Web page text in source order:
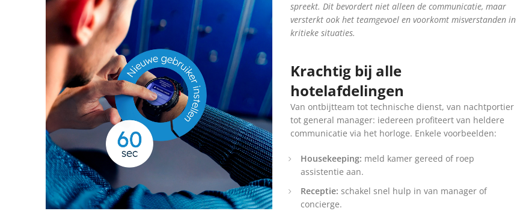
spreekt. Dit bevordert niet alleen de communicatie, maar
versterkt ook het teamgevoel en voorkomt misverstanden in
kritieke situaties.
Krachtig bij alle
hotelafdelingen
Van ontbijtteam tot technische dienst, van nachtportier
tot general manager: iedereen profiteert van heldere
communicatie via het horloge. Enkele voorbeelden:
Housekeeping: meld kamer gereed of roep
assistentie aan.
Receptie: schakel snel hulp in van manager of
concierge.